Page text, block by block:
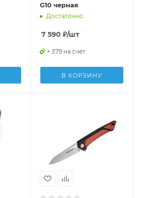
G10 черная
Достаточно
7 590 ₽/шт
+ 379 на счет
В КОРЗИНУ